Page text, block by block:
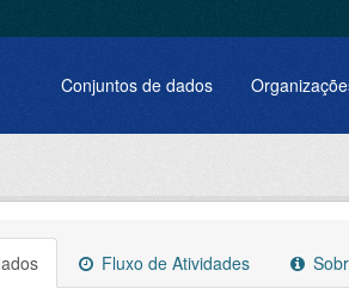
Conjuntos de dados
Fluxo de Atividades